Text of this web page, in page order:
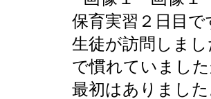
保育実習２日目
生徒が訪問しま
で慣れていまし
最初はありまし